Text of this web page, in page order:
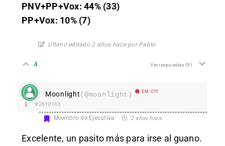
PNV+PP+Vox: 44% (33)
PP+Vox: 10% (7)
Último editado 2 años hace por Pablo
4 Ver respuestas(9)
Moonlight(@moonlight) EM Off
#2810163
Miembro de Ejecutiva 2 años hace
Excelente, un pasito más para irse al guano.